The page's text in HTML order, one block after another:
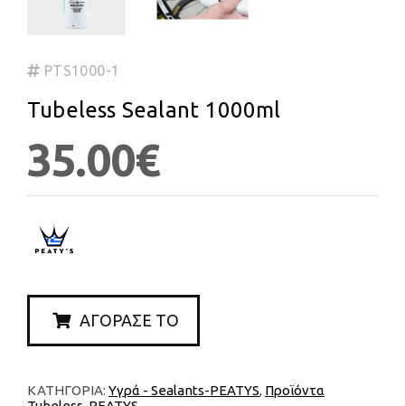
PTS1000-1
Tubeless Sealant 1000ml
35.00€
ΑΓΟΡΑΣΕ ΤΟ
ΚΑΤΗΓΟΡΙΑ: Υγρά - Sealants-PEATYS, Προϊόντα